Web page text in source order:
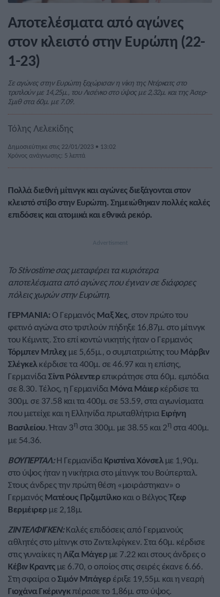
Αποτελέσματα από αγώνες
στον κλειστό στην Ευρώπη (22-
1-23)
Σε αγώνες στην Ευρώπη ξεχώρισαν η νίκη της Ντέρκατς στο
τριπλούν με 14,25μ., του Λισένκο στο ύψος με 2,32μ. και της Άσερ-
Σμιθ στα 60μ. με 7.09.
Τόλης Λελεκίδης
Δημοσιεύτηκε στις 22/01/2023 • 13:02
Χρόνος ανάγνωσης: 5 λεπτά
Πολλά διεθνή μίτινγκ και αγώνες διεξάγονται στον
κλειστό στίβο στην Ευρώπη. Σημειώθηκαν πολλές καλές
επιδόσεις και ατομικά και εθνικά ρεκόρ.
Το Stivostime σας μεταφέρει τα κυριότερα
αποτελέσματα από αγώνες που έγιναν σε διάφορες
πόλεις χωρών στην Ευρώπη.
ΓΕΡΜΑΝΙΑ: Ο Γερμανός Μαξ Χες, στον πρώτο του
φετινό αγώνα στο τριπλούν πήδηξε 16,87μ. στο μίτινγκ
του Κέμνιτς. Στο επί κοντώ νικητής ήταν ο Γερμανός
Τόρμπεν Μπλεχ με 5,65μ., ο συμπατριώτης του Μάρβιν
Σλέγκελκέρδισε τα 400μ. σε 46.97 και η επίσης,
ΓερμανίδαΣίντι Ρόλεντερεπικράτησε στα 60μ. εμπόδια
σε 8.30. Τέλος, η ΓερμανίδαΜόνα Μάιερκέρδισε τα
300μ. σε 37.58 και τα 400μ. σε 53.59, στα αγωνίσματα
που μετείχε και η Ελληνίδα πρωταθλήτριαΕιρήνη
Βασιλείου. Ήταν 3η στα 300μ. με 38.55 και 2η στα 400μ.
με 54.36.
ΒΟΥΠΕΡΤΑΛ: Η ΓερμανίδαΚριστίνα Χόνσελμε 1,90μ.
στο ύψος ήταν η νικήτρια στο μίτινγκ του Βούπερταλ.
Στους άνδρες την πρώτη θέση «μοιράστηκαν» ο
Γερμανός Ματέους Πρζιμπίλκοκαι ο ΒέλγοςΤζεφ
Βερμέιρερμε 2,18μ.
ΖΙΝΤΕΛΦΙΓΚΕΝ:Καλές επιδόσεις από Γερμανούς
αθλητές στο μίτινγκ στο Ζιντελφίγκεν. Στα 60μ. κέρδισε
στις γυναίκες ηΛίζα Μάγερμε 7.22 και στους άνδρες ο
Κέβιν Κραντςμε 6.70, ο οποίος στις σειρές έκανε 6.66.
Στη σφαίρα οΣιμόν Μπάγερέριξε 19,55μ. και η νεαρή
Γιοχάνα Γκέρινγκπέρασε το 1,86μ. στο ύψος.